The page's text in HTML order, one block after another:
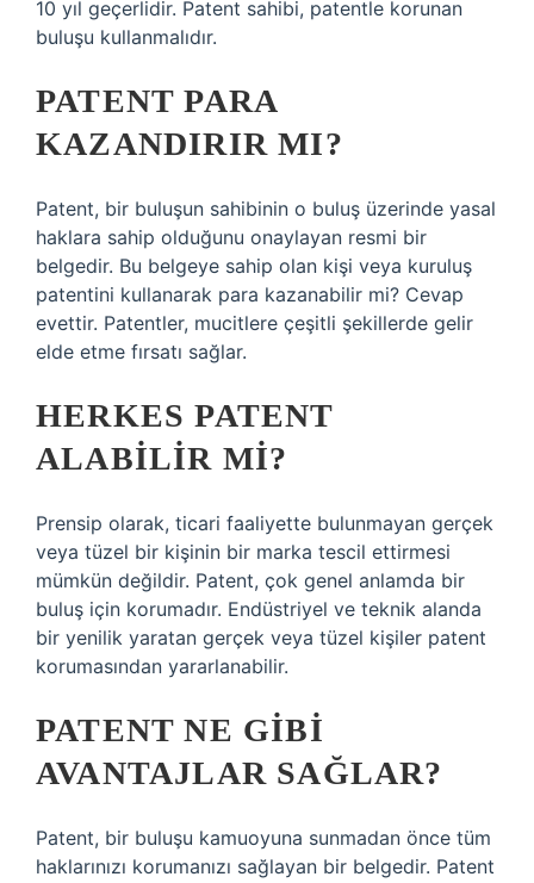
10 yıl geçerlidir. Patent sahibi, patentle korunan
buluşu kullanmalıdır.
PATENT PARA
KAZANDIRIR MI?
Patent, bir buluşun sahibinin o buluş üzerinde yasal
haklara sahip olduğunu onaylayan resmi bir
belgedir. Bu belgeye sahip olan kişi veya kuruluş
patentini kullanarak para kazanabilir mi? Cevap
evettir. Patentler, mucitlere çeşitli şekillerde gelir
elde etme fırsatı sağlar.
HERKES PATENT
ALABILIR MI?
Prensip olarak, ticari faaliyette bulunmayan gerçek
veya tüzel bir kişinin bir marka tescil ettirmesi
mümkün değildir. Patent, çok genel anlamda bir
buluş için korumadır. Endüstriyel ve teknik alanda
bir yenilik yaratan gerçek veya tüzel kişiler patent
korumasından yararlanabilir.
PATENT NE GIBI
AVANTAJLAR SAĞLAR?
Patent, bir buluşu kamuoyuna sunmadan önce tüm
haklarınızı korumanızı sağlayan bir belgedir. Patent